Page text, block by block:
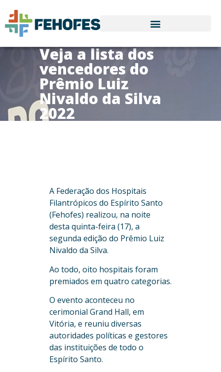
Veja a lista dos
vencedores do
Prêmio Luiz
Nivaldo da Silva
2022
A Federação dos Hospitais
Filantrópicos do Espírito Santo
(Fehofes) realizou, na noite
desta quinta-feira (17), a
segunda edição do Prêmio Luiz
Nivaldo da Silva.
Ao todo, oito hospitais foram
premiados em quatro categorias.
O evento aconteceu no
cerimonial Grand Hall, em
Vitória, e reuniu diversas
autoridades políticas e gestores
das instituições de todo o
Espírito Santo.